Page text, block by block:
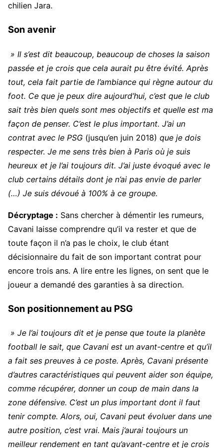
chilien Jara.
Son avenir
» Il s’est dit beaucoup, beaucoup de choses la saison
passée et je crois que cela aurait pu être évité. Après
tout, cela fait partie de l’ambiance qui règne autour du
foot. Ce que je peux dire aujourd’hui, c’est que le club
sait très bien quels sont mes objectifs et quelle est ma
façon de penser. C’est le plus important. J’ai un
contrat avec le PSG (jusqu’en juin 2018) que je dois
respecter. Je me sens très bien à Paris où je suis
heureux et je l’ai toujours dit. J’ai juste évoqué avec le
club certains détails dont je n’ai pas envie de parler
(…) Je suis dévoué à 100% à ce groupe.
Décryptage : Sans chercher à démentir les rumeurs,
Cavani laisse comprendre qu’il va rester et que de
toute façon il n’a pas le choix, le club étant
décisionnaire du fait de son important contrat pour
encore trois ans. A lire entre les lignes, on sent que le
joueur a demandé des garanties à sa direction.
Son positionnement au PSG
» Je l’ai toujours dit et je pense que toute la planète
football le sait, que Cavani est un avant-centre et qu’il
a fait ses preuves à ce poste. Après, Cavani présente
d’autres caractéristiques qui peuvent aider son équipe,
comme récupérer, donner un coup de main dans la
zone défensive. C’est un plus important dont il faut
tenir compte. Alors, oui, Cavani peut évoluer dans une
autre position, c’est vrai. Mais j’aurai toujours un
meilleur rendement en tant qu’avant-centre et je crois